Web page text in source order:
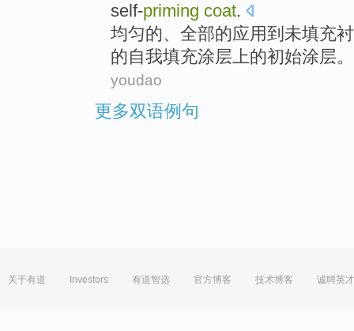
self-priming coat.
均匀的、 全部的应用到 未填充
的自我填充涂层上的初始涂层。
youdao
更多双语例句
关于有道 Investors 有道智选 官方博客 技术博客 诚聘英才